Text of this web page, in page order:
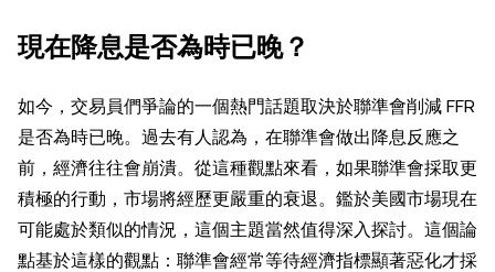
現在降息是否為時已晚？
如今，交易員們爭論的一個熱門話題取決於聯準會削減 FFR
是否為時已晚。過去有人認為，在聯準會做出降息反應之
前，經濟往往會崩潰。從這種觀點來看，如果聯準會採取更
積極的行動，市場將經歷更嚴重的衰退。鑑於美國市場現在
可能處於類似的情況，這個主題當然值得深入探討。這個論
點基於這樣的觀點：聯準會經常等待經濟指標顯著惡化才採